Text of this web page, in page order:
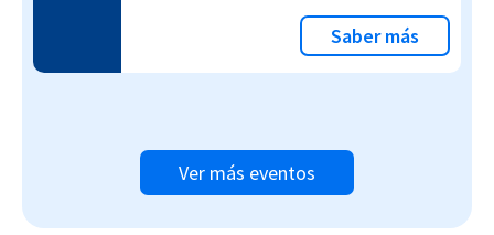
Saber más
Ver más eventos